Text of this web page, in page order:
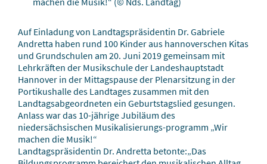
Auf Einladung von Landtagspräsidentin Dr. Gabriele
Andretta haben rund 100 Kinder aus hannoverschen Kitas
und Grundschulen am 20. Juni 2019 gemeinsam mit
Lehrkräften der Musikschule der Landeshauptstadt
Hannover in der Mittagspause der Plenarsitzung in der
Portikushalle des Landtages zusammen mit den
Landtagsabgeordneten ein Geburtstagslied gesungen.
Anlass war das 10-jährige Jubiläum des
niedersächsischen Musikalisierungs-programm „Wir
machen die Musik!“
Landtagspräsidentin Dr. Andretta betonte:„Das